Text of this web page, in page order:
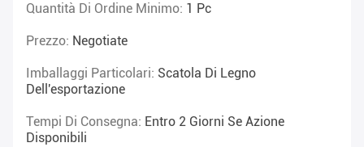
Quantità Di Ordine Minimo: 1 Pc
Prezzo: Negotiate
Imballaggi Particolari: Scatola Di Legno
Dell'esportazione
Tempi Di Consegna: Entro 2 Giorni Se Azione
Disponibili